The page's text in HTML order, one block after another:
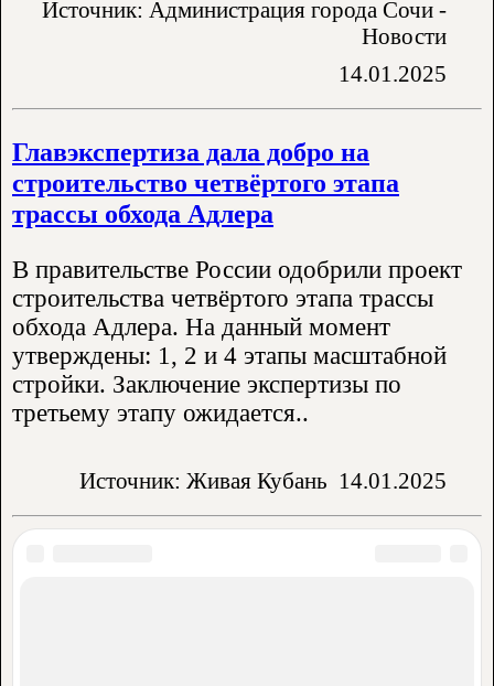
Источник: Администрация города Сочи -
Новости
14.01.2025
Главэкспертиза дала добро на
строительство четвёртого этапа
трассы обхода Адлера
В правительстве России одобрили проект
строительства четвёртого этапа трассы
обхода Адлера. На данный момент
утверждены: 1, 2 и 4 этапы масштабной
стройки. Заключение экспертизы по
третьему этапу ожидается..
Источник: Живая Кубань 14.01.2025